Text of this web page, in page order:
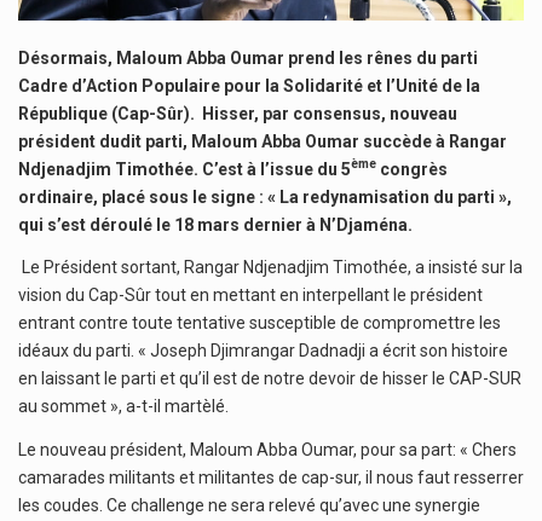
Désormais, Maloum Abba Oumar prend les rênes du parti
Cadre d’Action Populaire pour la Solidarité et l’Unité de la
République (Cap-Sûr). Hisser, par consensus, nouveau
président dudit parti, Maloum Abba Oumar succède à Rangar
Ndjenadjim Timothée. C’est à l’issue du 5ème congrès
ordinaire, placé sous le signe : « La redynamisation du parti »,
qui s’est déroulé le 18 mars dernier à N’Djaména.
Le Président sortant, Rangar Ndjenadjim Timothée, a insisté sur la
vision du Cap-Sûr tout en mettant en interpellant le président
entrant contre toute tentative susceptible de compromettre les
idéaux du parti. « Joseph Djimrangar Dadnadji a écrit son histoire
en laissant le parti et qu’il est de notre devoir de hisser le CAP-SUR
au sommet », a-t-il martèlé.
Le nouveau président, Maloum Abba Oumar, pour sa part: « Chers
camarades militants et militantes de cap-sur, il nous faut resserrer
les coudes. Ce challenge ne sera relevé qu’avec une synergie